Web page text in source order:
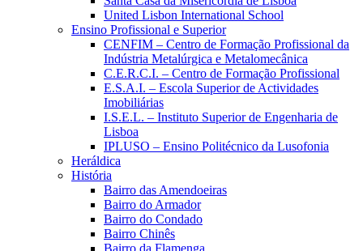
United Lisbon International School
Ensino Profissional e Superior
CENFIM – Centro de Formação Profissional da
Indústria Metalúrgica e Metalomecânica
C.E.R.C.I. – Centro de Formação Profissional
E.S.A.I. – Escola Superior de Actividades
Imobiliárias
I.S.E.L. – Instituto Superior de Engenharia de
Lisboa
IPLUSO – Ensino Politécnico da Lusofonia
Heráldica
História
Bairro das Amendoeiras
Bairro do Armador
Bairro do Condado
Bairro Chinês
Bairro da Flamenga